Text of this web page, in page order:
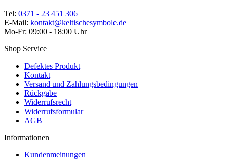
Tel: 0371 - 23 451 306
E-Mail: kontakt@keltischesymbole.de
Mo-Fr: 09:00 - 18:00 Uhr
Shop Service
Defektes Produkt
Kontakt
Versand und Zahlungsbedingungen
Rückgabe
Widerrufsrecht
Widerrufsformular
AGB
Informationen
Kundenmeinungen